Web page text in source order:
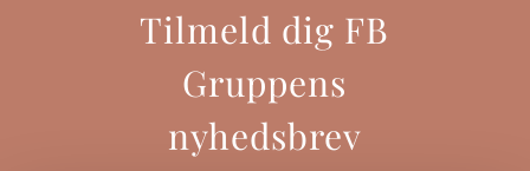
Tilmeld dig FB
Gruppens
nyhedsbrev